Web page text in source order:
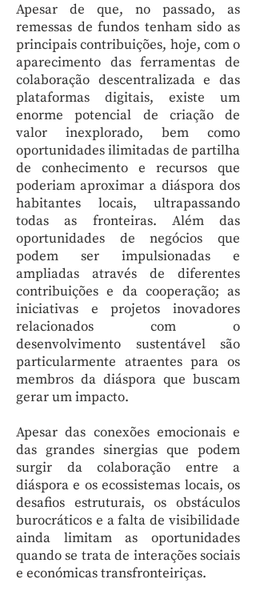
Apesar de que, no passado, as
remessas de fundos tenham sido as
principais contribuições, hoje, com o
aparecimento das ferramentas de
colaboração descentralizada e das
plataformas digitais, existe um
enorme potencial de criação de
valor inexplorado, bem como
oportunidades ilimitadas de partilha
de conhecimento e recursos que
poderiam aproximar a diáspora dos
habitantes locais, ultrapassando
todas as fronteiras. Além das
oportunidades de negócios que
podem ser impulsionadas e
ampliadas através de diferentes
contribuições e da cooperação; as
iniciativas e projetos inovadores
relacionados com o
desenvolvimento sustentável são
particularmente atraentes para os
membros da diáspora que buscam
gerar um impacto.
Apesar das conexões emocionais e
das grandes sinergias que podem
surgir da colaboração entre a
diáspora e os ecossistemas locais, os
desafios estruturais, os obstáculos
burocráticos e a falta de visibilidade
ainda limitam as oportunidades
quando se trata de interações sociais
e económicas transfronteiriças.